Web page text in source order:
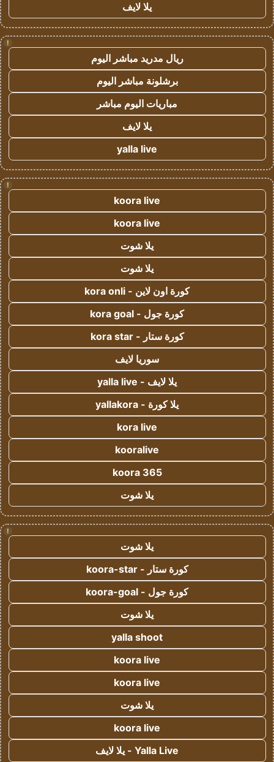
يلا لايف
!
ريال مدريد مباشر اليوم
برشلونة مباشر اليوم
مباريات اليوم مباشر
يلا لايف
yalla live
!
koora live
koora live
يلا شوت
يلا شوت
كورة اون لاين - kora onli
كورة جول - kora goal
كورة ستار - kora star
سوريا لايف
يلا لايف - yalla live
يلا كورة - yallakora
kora live
kooralive
koora 365
يلا شوت
!
يلا شوت
كورة ستار - koora-star
كورة جول - koora-goal
يلا شوت
yalla shoot
koora live
koora live
يلا شوت
koora live
Yalla Live - يلا لايف